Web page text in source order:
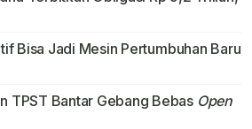
Bisa Jadi Mesin Pertumbuhan Baru
TPST Bantar Gebang Bebas Open